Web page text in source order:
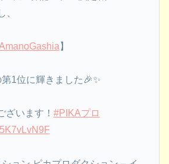
、
】
1位に輝きました🎉✨
ざいます！ #PIKAプロ